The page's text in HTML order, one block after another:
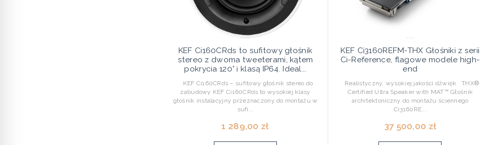
KEF Ci160CRds to sufitowy głośnik
stereo z dwoma tweeterami, kątem
pokrycia 120° i klasą IP64. Ideal...
KEF Ci160CRds – sufitowy głośnik stereo do
zabudowy KEF Ci160CRds to wysokiej klasy
głośnik instalacyjny przeznaczony do montażu w
sufi...
1 289,00 zł
KEF Ci3160REFM-THX Głośniki z serii
Ci-Reference, flagowe modele high-
end
Realistyczny, wysokiej jakości dźwięk THX®
Certified Ultra Speaker with MAT™ Głośnik
architektoniczny do montażu ściennego
Ci3160RE...
37 500,00 zł